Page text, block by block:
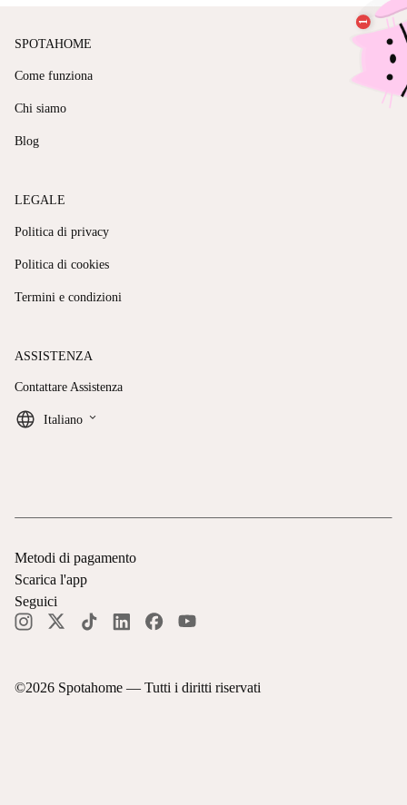
SPOTAHOME
Come funziona
Chi siamo
Blog
LEGALE
Politica di privacy
Politica di cookies
Termini e condizioni
ASSISTENZA
Contattare Assistenza
Italiano keyboard_arrow_down
©2026 Spotahome — Tutti i diritti riservati
Metodi di pagamento
Scarica l'app
Seguici